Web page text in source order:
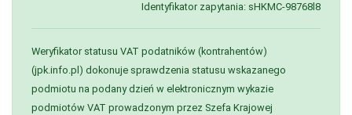
Identyfikator zapytania: sHKMC-98768l8
Weryfikator statusu VAT podatników (kontrahentów)
(jpk.info.pl) dokonuje sprawdzenia statusu wskazanego
podmiotu na podany dzień w elektronicznym wykazie
podmiotów VAT prowadzonym przez Szefa Krajowej